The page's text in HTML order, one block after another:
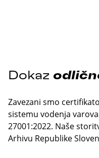
Dokaz
Zavezani smo
sistemu vodenja
27001:2022. Naše
Arhivu Republike